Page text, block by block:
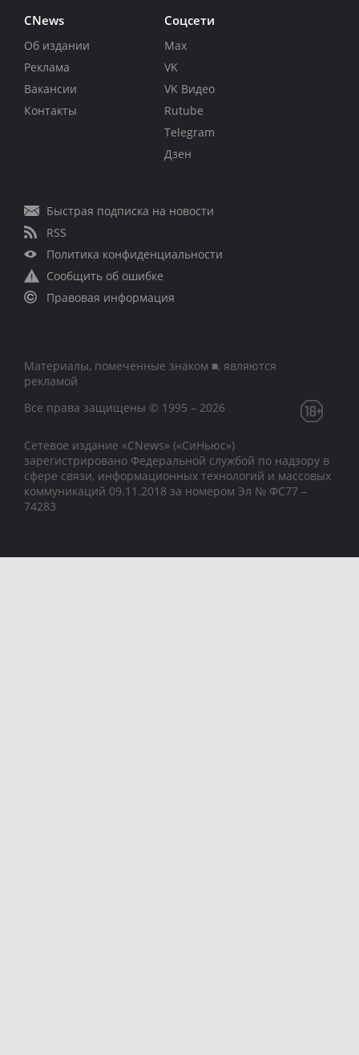
CNews
Об издании
Реклама
Вакансии
Контакты
Соцсети
Max
VK
VK Видео
Rutube
Telegram
Дзен
Быстрая подписка на новости
RSS
Политика конфиденциальности
Сообщить об ошибке
Правовая информация
Материалы, помеченные знаком ■, являются
рекламой
Все права защищены © 1995 – 2026
Сетевое издание «CNews» («СиНьюс»)
зарегистрировано Федеральной службой по надзору в
сфере связи, информационных технологий и массовых
коммуникаций 09.11.2018 за номером Эл № ФС77 –
74283